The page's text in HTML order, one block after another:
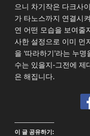
으니 차기작은 다크사
가 타노스까지 연결시
연 어떤 모습을 보여줄
사한 설정으로 이미 먼
을 ‘따라하기’라는 누
수는 있을지-그전에
은 해집니다.
이 글 공유하기: